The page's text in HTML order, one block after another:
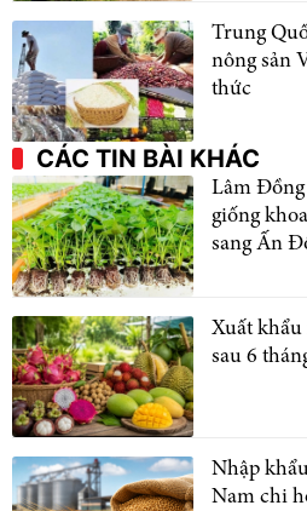
Trung
nông sản
thức
CÁC TIN BÀI KHÁC
Lâm Đồng
giống
sang Ấn
Xuất khẩu
sau 6
Nhập
Nam chi